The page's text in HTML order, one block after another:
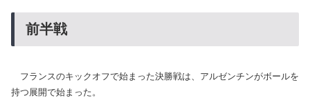
前半戦
フランスのキックオフで始まった決勝戦は、アルゼンチンがボールを
持つ展開で始まった。